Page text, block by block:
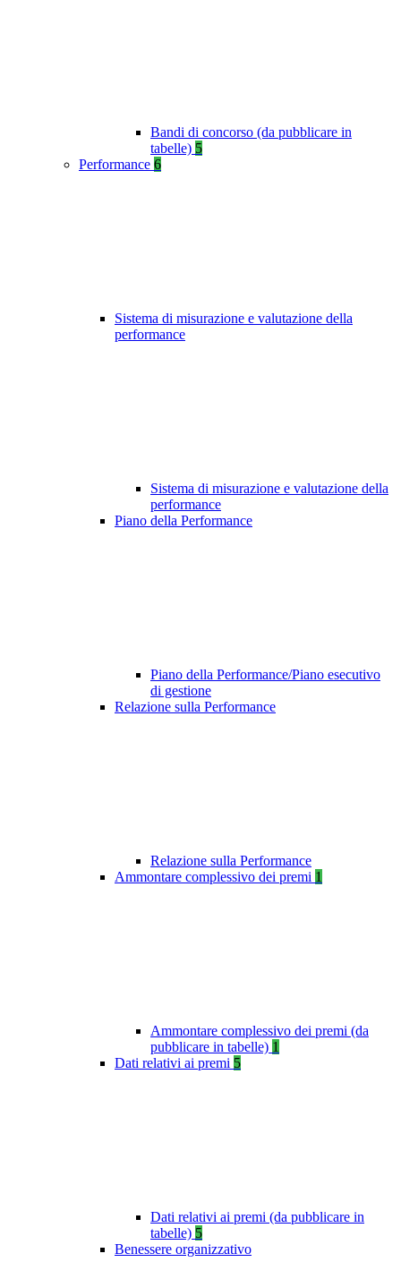
Bandi di concorso (da pubblicare in
tabelle) 5
Performance 6
Sistema di misurazione e valutazione della
performance
Sistema di misurazione e valutazione della
performance
Piano della Performance
Piano della Performance/Piano esecutivo
di gestione
Relazione sulla Performance
Relazione sulla Performance
Ammontare complessivo dei premi 1
Ammontare complessivo dei premi (da
pubblicare in tabelle) 1
Dati relativi ai premi 5
Dati relativi ai premi (da pubblicare in
tabelle) 5
Benessere organizzativo